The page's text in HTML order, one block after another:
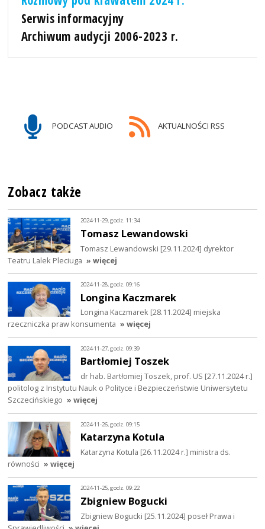
Serwis informacyjny
Archiwum audycji 2006-2023 r.
PODCAST AUDIO AKTUALNOŚCI RSS
Zobacz także
2024-11-29, godz. 11:34
Tomasz Lewandowski
Tomasz Lewandowski [29.11.2024] dyrektor
Teatru Lalek Pleciuga » więcej
2024-11-28, godz. 09:16
Longina Kaczmarek
Longina Kaczmarek [28.11.2024] miejska
rzeczniczka praw konsumenta » więcej
2024-11-27, godz. 09:39
Bartłomiej Toszek
dr hab. Bartłomiej Toszek, prof. US [27.11.2024 r.]
politolog z Instytutu Nauk o Polityce i Bezpieczeństwie Uniwersytetu
Szczecińskiego » więcej
2024-11-26, godz. 09:15
Katarzyna Kotula
Katarzyna Kotula [26.11.2024 r.] ministra ds.
równości » więcej
2024-11-25, godz. 09:22
Zbigniew Bogucki
Zbigniew Bogucki [25.11.2024] poseł Prawa i